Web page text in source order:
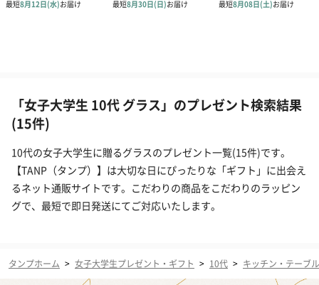
「女子大学生 10代 グラス」のプレゼント検索結果
(15件)
10代の女子大学生に贈るグラスのプレゼント一覧(15件)です。
【TANP（タンプ）】は大切な日にぴったりな「ギフト」に出会え
るネット通販サイトです。こだわりの商品をこだわりのラッピン
グで、最短で即日発送にてご対応いたします。
タンプホーム > 女子大学生プレゼント・ギフト > 10代 > キッチン・テーブ